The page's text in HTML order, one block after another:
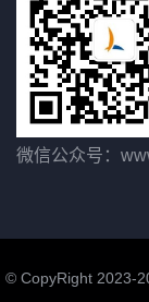
微信公众号：
© CopyRight 2023-